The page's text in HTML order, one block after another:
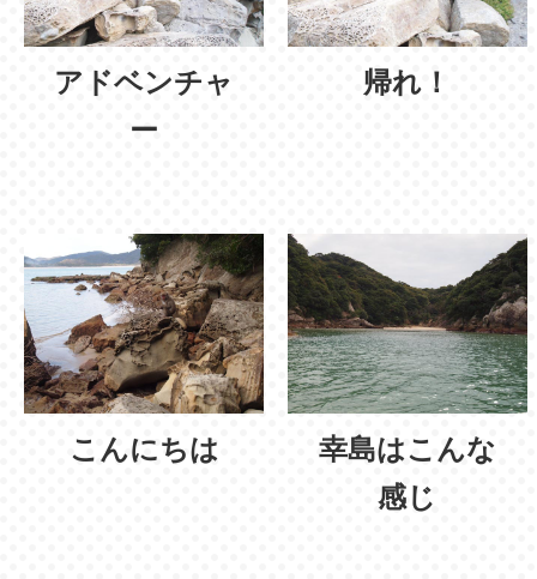
アドベンチャ
ー
帰れ！
こんにちは
幸島はこんな
感じ